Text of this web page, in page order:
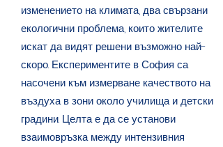
изменението на климата, два свързани
екологични проблема, които жителите
искат да видят решени възможно най-
скоро. Експериментите в София са
насочени към измерване качеството на
въздуха в зони около училища и детски
градини. Целта е да се установи
взаимовръзка между интензивния